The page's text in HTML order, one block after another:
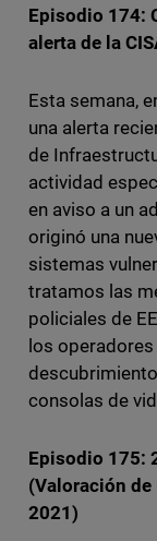
Episodio 174:
alerta de la
Esta semana,
una alerta
de
actividad
en aviso a un
originó una
sistemas
tratamos las
policiales de
los
consolas de
Episodio 175:
(Valoración
2021)